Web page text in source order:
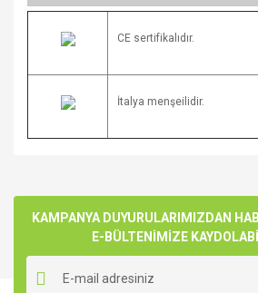
CE sertifikalıdır.
İtalya menşeilidir.
Yorum Yaz
kullanarak tarafımıza iletebilirsiniz.
Görüş ve önerileriniz için teşekkür ederiz.
Ürün resmi kalitesiz, bozuk veya
Ürün açıklamasında eksik bilgiler
KAMPANYA DUYURULARIMIZDAN
E-BÜLTENİMİZE